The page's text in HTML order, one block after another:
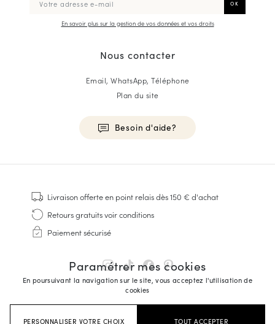
Paramétrer mes cookies
En poursuivant la navigation sur le site, vous acceptez l'utilisation de
cookies
PERSONNALISER VOTRE CHOIX TOUT ACCEPTER
En savoir plus sur la gestion de vos données et vos droits
Nous contacter
Email, WhatsApp, Téléphone
Plan du site
Besoin d'aide?
Baskets
Cousu Goodyear
Derbies & Richelieu
Richelieus Homme
Sandales & Espadrilles
Sacoches Business
Livraison offerteen point relais dès 150 € d'achat
Retours gratuitsvoir conditions
Paiement sécurisé